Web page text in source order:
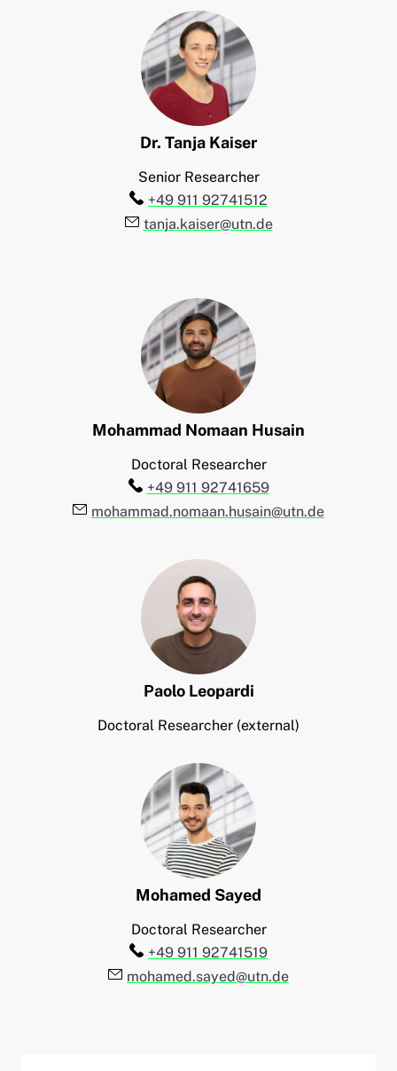
Dr. Tanja Kaiser
Senior Researcher
Telefon:
+49 911 92741512
E-Mail:
tanja.kaiser@utn.de
Mohammad Nomaan Husain
Doctoral Researcher
Telefon:
+49 911 92741659
E-Mail:
mohammad.nomaan.husain@utn.de
Paolo Leopardi
Doctoral Researcher (external)
Mohamed Sayed
Doctoral Researcher
Telefon:
+49 911 92741519
E-Mail:
mohamed.sayed@utn.de